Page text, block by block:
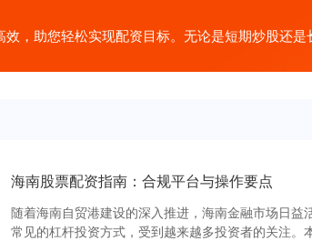
，助您轻松实现配资目标。无论是短期炒股还
海南股票配资指南：合规平台与操作要点
随着海南自贸港建设的深入推进，海南金融市场日
常见的杠杆投资方式，受到越来越多投资者的关注。